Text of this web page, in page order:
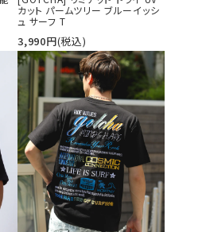
カット パームツリー ブルーイッシ
ュ サーフ T
3,990円(税込)